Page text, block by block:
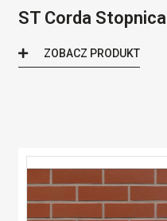
ST Corda Stopnica
ZOBACZ PRODUKT